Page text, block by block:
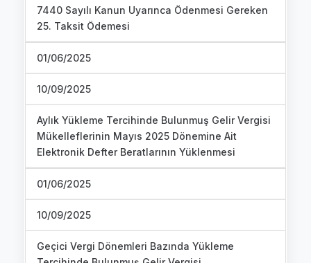
7440 Sayılı Kanun Uyarınca Ödenmesi Gereken
25. Taksit Ödemesi
01/06/2025
10/09/2025
Aylık Yükleme Tercihinde Bulunmuş Gelir Vergisi
Mükelleflerinin Mayıs 2025 Dönemine Ait
Elektronik Defter Beratlarının Yüklenmesi
01/06/2025
10/09/2025
Geçici Vergi Dönemleri Bazında Yükleme